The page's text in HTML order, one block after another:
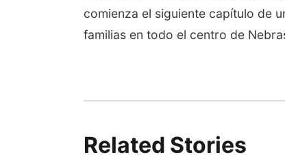
comienza el siguiente capítulo de
familias en todo el centro de
Related Stories